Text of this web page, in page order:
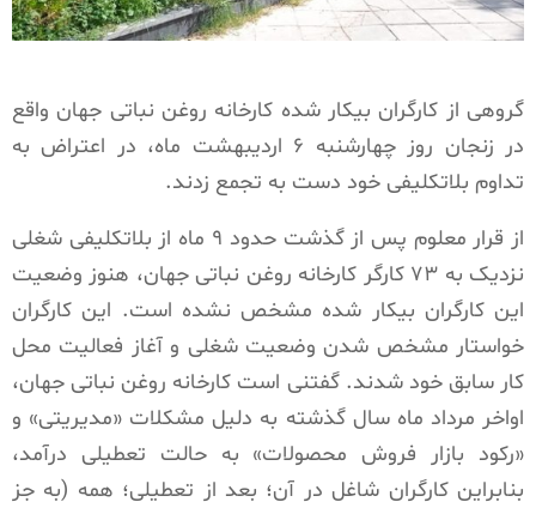
گروهی از کارگران بیکار شده کارخانه روغن نباتی جهان واقع
در زنجان روز چهارشنبه ۶ اردیبهشت ماه، در اعتراض به
تداوم بلاتکلیفی خود دست به تجمع زدند.
از قرار معلوم پس از گذشت حدود ۹ ماه از بلاتکلیفی شغلی
نزدیک به ۷۳ کارگر کارخانه روغن نباتی جهان، هنوز وضعیت
این کارگران بیکار شده مشخص نشده است. این کارگران
خواستار مشخص شدن وضعیت شغلی و آغاز فعالیت محل
کار سابق خود شدند. گفتنی است کارخانه روغن نباتی جهان،
اواخر مرداد ماه سال گذشته به دلیل مشکلات «مدیریتی» و
«رکود بازار فروش محصولات» به حالت تعطیلی درآمد،
بنابراین کارگران شاغل در آن؛ بعد از تعطیلی؛ همه (به جز